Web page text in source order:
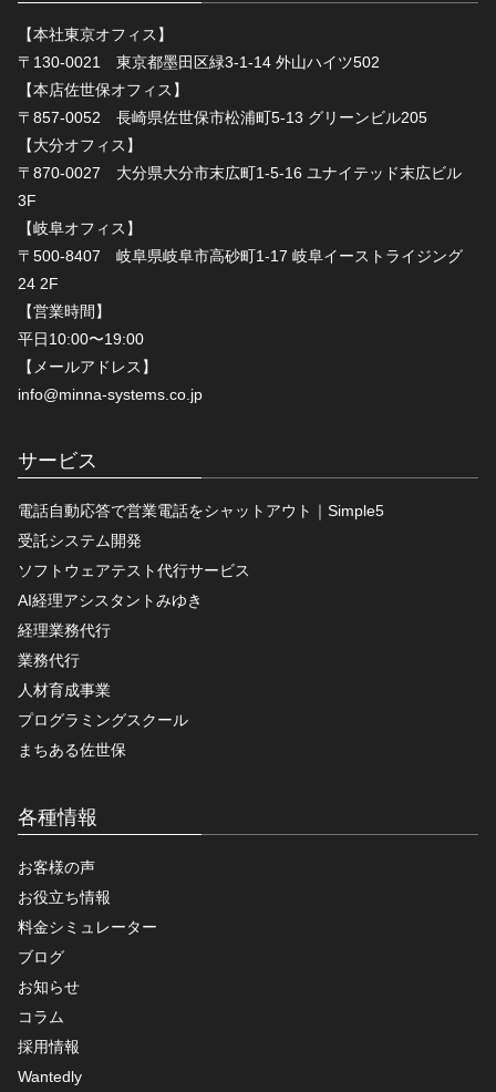
【本社東京オフィス】
〒130-0021 東京都墨田区緑3-1-14 外山ハイツ502
【本店佐世保オフィス】
〒857-0052 長崎県佐世保市松浦町5-13 グリーンビル205
【大分オフィス】
〒870-0027 大分県大分市末広町1-5-16 ユナイテッド末広ビル
3F
【岐阜オフィス】
〒500-8407 岐阜県岐阜市高砂町1-17 岐阜イーストライジング
24 2F
【営業時間】
平日10:00〜19:00
【メールアドレス】
info@minna-systems.co.jp
サービス
電話自動応答で営業電話をシャットアウト｜Simple5
受託システム開発
ソフトウェアテスト代行サービス
AI経理アシスタントみゆき
経理業務代行
業務代行
人材育成事業
プログラミングスクール
まちある佐世保
各種情報
お客様の声
お役立ち情報
料金シミュレーター
ブログ
お知らせ
コラム
採用情報
Wantedly